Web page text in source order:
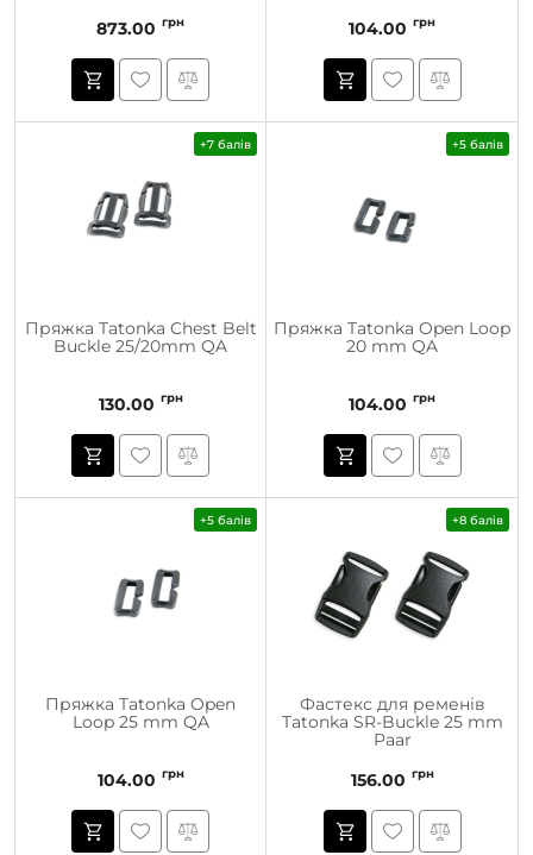
873.00 грн 104.00 грн
+7 балів
Пряжка Tatonka Chest Belt
Buckle 25/20mm QA
130.00 грн
+5 балів
Пряжка Tatonka Open Loop
20 mm QA
104.00 грн
+5 балів
Пряжка Tatonka Open
Loop 25 mm QA
104.00 грн
+8 балів
Фастекс для ременів
Tatonka SR-Buckle 25 mm
Paar
156.00 грн